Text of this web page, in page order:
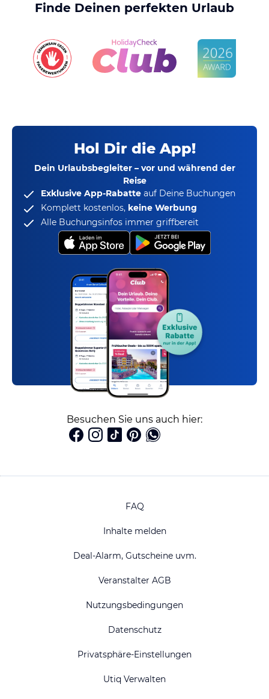
Finde Deinen perfekten Urlaub
Hol Dir die App!
Dein Urlaubsbegleiter – vor und während der
Reise
Exklusive App-Rabatte auf Deine Buchungen
Komplett kostenlos, keine Werbung
Alle Buchungsinfos immer griffbereit
Besuchen Sie uns auch hier:
FAQ
Inhalte melden
Deal-Alarm, Gutscheine uvm.
Veranstalter AGB
Nutzungsbedingungen
Datenschutz
Privatsphäre-Einstellungen
Utiq Verwalten